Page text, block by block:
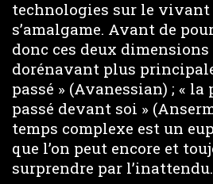
technologies sur le
s’amalgame. Avant de
donc ces deux dimensions
dorénavant plus
passé » (Avanessian) ; «
passé devant soi »
temps complexe est un
que l’on peut encore et
surprendre par l’inattendu.